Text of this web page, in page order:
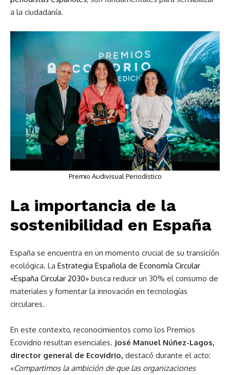
a la ciudadanía.
Premio Audivisual Periodístico
La importancia de la
sostenibilidad en España
España se encuentra en un momento crucial de su transición
ecológica. La Estrategia Española de Economía Circular
«España Circular 2030» busca reducir un 30% el consumo de
materiales y fomentar la innovación en tecnologías
circulares.
En este contexto, reconocimientos como los Premios
Ecovidrio resultan esenciales. José Manuel Núñez-Lagos,
director general de Ecovidrio, destacó durante el acto:
«Compartimos la ambición de que las organizaciones